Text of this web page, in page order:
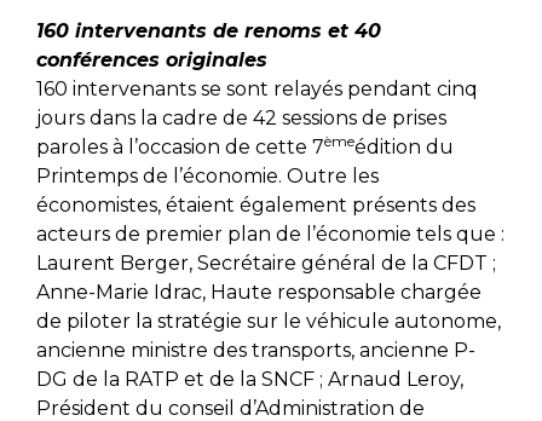
160 intervenants de renoms et 40
conférences originales
160 intervenants se sont relayés pendant cinq
jours dans la cadre de 42 sessions de prises
paroles à l’occasion de cette 7èmeédition du
Printemps de l’économie. Outre les
économistes, étaient également présents des
acteurs de premier plan de l’économie tels que :
Laurent Berger, Secrétaire général de la CFDT ;
Anne-Marie Idrac, Haute responsable chargée
de piloter la stratégie sur le véhicule autonome,
ancienne ministre des transports, ancienne P-
DG de la RATP et de la SNCF ; Arnaud Leroy,
Président du conseil d’Administration de